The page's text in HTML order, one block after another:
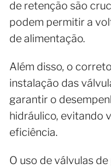
de retenção são
podem permitir a
de alimentação.
Além disso, o
instalação das
garantir o
hidráulico, evitando
eficiência.
O uso de válvulas